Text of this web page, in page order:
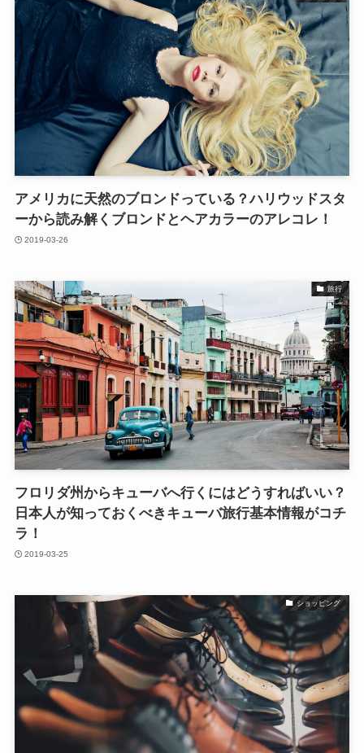
アメリカに天然のブロンドっている？ハリウッドスタ
ーから読み解くブロンドとヘアカラーのアレコレ！
2019-03-26
旅行
フロリダ州からキューバへ行くにはどうすればいい？
日本人が知っておくべきキューバ旅行基本情報がコチ
ラ！
2019-03-25
ショッピング